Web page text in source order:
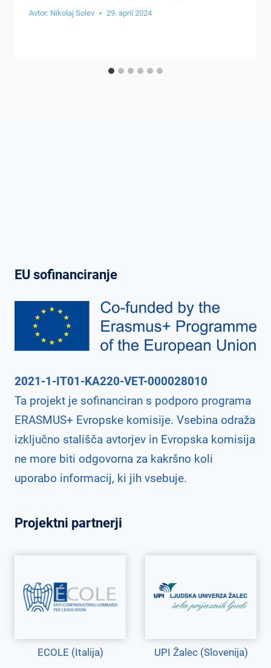
Avtor: Nikolaj Solev 29. april 2024
EU sofinanciranje
2021-1-IT01-KA220-VET-000028010
Ta projekt je sofinanciran s podporo programa
ERASMUS+ Evropske komisije. Vsebina odraža
izključno stališča avtorjev in Evropska komisija
ne more biti odgovorna za kakršno koli
uporabo informacij, ki jih vsebuje.
Projektni partnerji
ECOLE (Italija) UPI Žalec (Slovenija)